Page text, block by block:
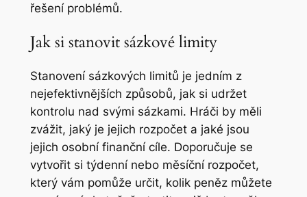
řešení problémů.
Jak si stanovit sázkové limity
Stanovení sázkových limitů je jedním z
nejefektivnějších způsobů, jak si udržet
kontrolu nad svými sázkami. Hráči by měli
zvážit, jaký je jejich rozpočet a jaké jsou
jejich osobní finanční cíle. Doporučuje se
vytvořit si týdenní nebo měsíční rozpočet,
který vám pomůže určit, kolik peněz můžete